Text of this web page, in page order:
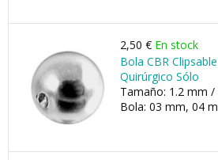
2,50 € En stock
Bola CBR
Quirúrgico Sólo
Tamaño: 1.2 mm /
Bola: 03 mm, 04